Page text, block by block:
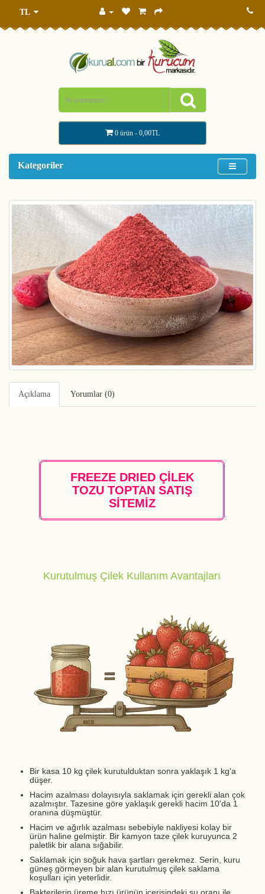
TL
0 ürün - 0,00TL
Kategoriler
Açıklama Yorumlar (0)
FREEZE DRIED ÇİLEK
TOZU TOPTAN SATIŞ
SİTEMİZ
Kurutulmuş Çilek Kullanım Avantajları
Bir kasa 10 kg çilek kurutulduktan sonra yaklaşık 1 kg'a
düşer.
Hacim azalması dolayısıyla saklamak için gerekli alan çok
azalmıştır. Tazesine göre yaklaşık gerekli hacim 10'da 1
oranına düşmüştür.
Hacim ve ağırlık azalması sebebiyle nakliyesi kolay bir
ürün haline gelmiştir. Bir kamyon taze çilek kuruyunca 2
paletlik bir alana sığabilir.
Saklamak için soğuk hava şartları gerekmez. Serin, kuru
güneş görmeyen bir alan kurutulmuş çilek saklama
koşulları için yeterlidir.